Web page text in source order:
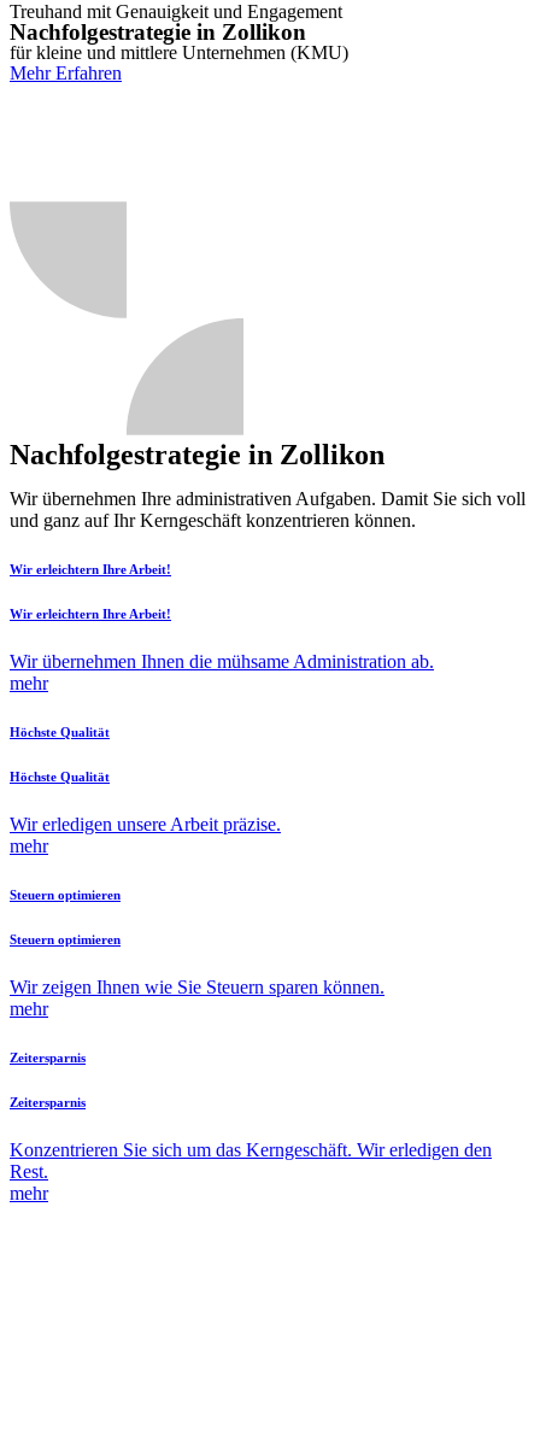
Treuhand mit Genauigkeit und Engagement
Nachfolgestrategie in Zollikon
für kleine und mittlere Unternehmen (KMU)
Mehr Erfahren
Nachfolgestrategie in Zollikon
Wir übernehmen Ihre administrativen Aufgaben. Damit Sie sich voll
und ganz auf Ihr Kerngeschäft konzentrieren können.
Wir erleichtern Ihre Arbeit!
Wir erleichtern Ihre Arbeit!
Wir übernehmen Ihnen die mühsame Administration ab.
mehr
Höchste Qualität
Höchste Qualität
Wir erledigen unsere Arbeit präzise.
mehr
Steuern optimieren
Steuern optimieren
Wir zeigen Ihnen wie Sie Steuern sparen können.
mehr
Zeitersparnis
Zeitersparnis
Konzentrieren Sie sich um das Kerngeschäft. Wir erledigen den
Rest.
mehr